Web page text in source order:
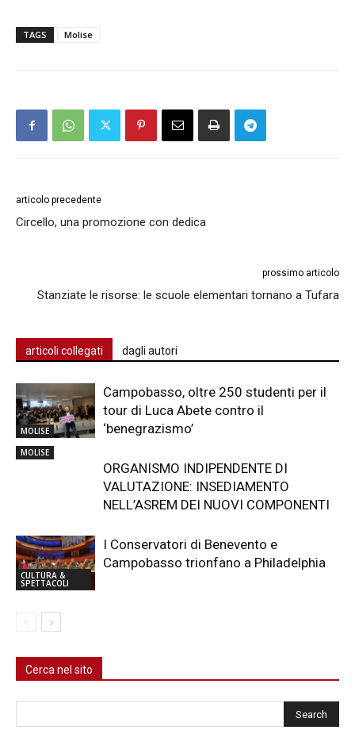
TAGS Molise
articolo precedente
Circello, una promozione con dedica
prossimo articolo
Stanziate le risorse: le scuole elementari tornano a Tufara
articoli collegati dagli autori
MOLISE
Campobasso, oltre 250 studenti per il
tour di Luca Abete contro il
‘benegrazismo’
MOLISE
ORGANISMO INDIPENDENTE DI
VALUTAZIONE: INSEDIAMENTO
NELL’ASREM DEI NUOVI COMPONENTI
CULTURA &
SPETTACOLI
I Conservatori di Benevento e
Campobasso trionfano a Philadelphia
Cerca nel sito